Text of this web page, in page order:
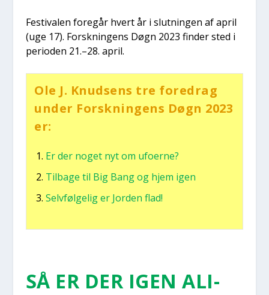
Festi­va­len fore­går hvert år i slut­nin­gen af april
(uge 17). Forsk­nin­gens Døgn 2023 fin­der sted i
peri­o­den 21.–28. april.
Ole J. Knud­sens tre fored­rag
under Forsk­nin­gens Døgn 2023
er:
Er der noget nyt om ufo­er­ne?
Til­ba­ge til Big Bang og hjem igen
Selv­føl­ge­lig er Jor­den flad!
SÅ ER DER IGEN ALI­